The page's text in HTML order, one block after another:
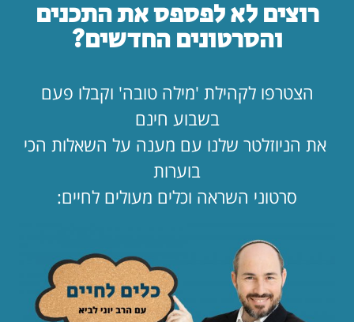
לקריאת המאמר »
לפי נושאים
תפילה תורה ומצוות צניעות
ציונות דתית פרשת שבוע סיפורים
מחנכים זוגיות
הורים דייטים בינו לבינה
רוצים לא לפספס את התכנים
והסרטונים החדשים?
הצטרפו לקהילת 'מילה טובה' וקבלו פעם
בשבוע חינם
את הניוזלטר שלנו עם מענה על השאלות הכי
בוערות
סרטוני השראה וכלים מעולים לחיים: